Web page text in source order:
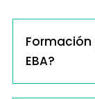
Formación
EBA?